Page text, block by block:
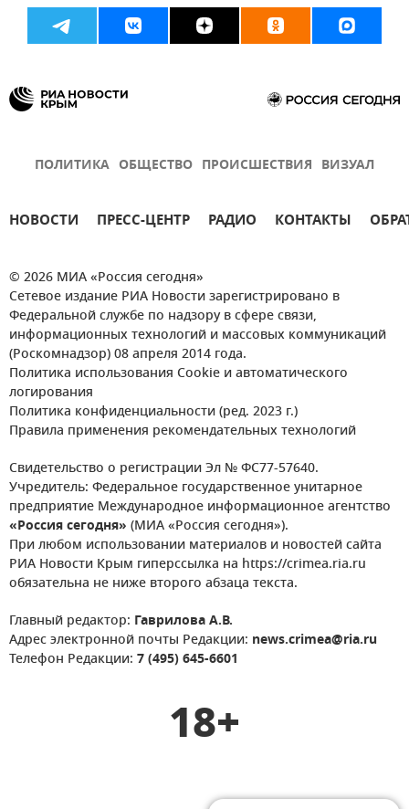
ПОЛИТИКА ОБЩЕСТВО ПРОИСШЕСТВИЯ ВИЗУАЛ
НОВОСТИ ПРЕСС-ЦЕНТР РАДИО КОНТАКТЫ
© 2026 МИА «Россия сегодня»
Сетевое издание РИА Новости зарегистрировано в
Федеральной службе по надзору в сфере связи,
информационных технологий и массовых коммуникаций
(Роскомнадзор) 08 апреля 2014 года.
Политика использования Cookie и автоматического
логирования
Политика конфиденциальности (ред. 2023 г.)
Правила применения рекомендательных технологий
Свидетельство о регистрации Эл № ФС77-57640.
Учредитель: Федеральное государственное унитарное
предприятие Международное информационное агентство
«Россия сегодня» (МИА «Россия сегодня»).
При любом использовании материалов и новостей сайта
РИА Новости Крым гиперссылка на https://crimea.ria.ru
обязательна не ниже второго абзаца текста.
Главный редактор: Гаврилова А.В.
Адрес электронной почты Редакции: news.crimea@ria.ru
Телефон Редакции: 7 (495) 645-6601
18+